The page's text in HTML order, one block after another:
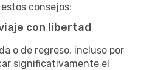
consejos:
con libertad
o de regreso, incluso por
significativamente el